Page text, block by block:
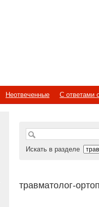
Неотвеченные
С ответами
Искать в разделе
травматолог-